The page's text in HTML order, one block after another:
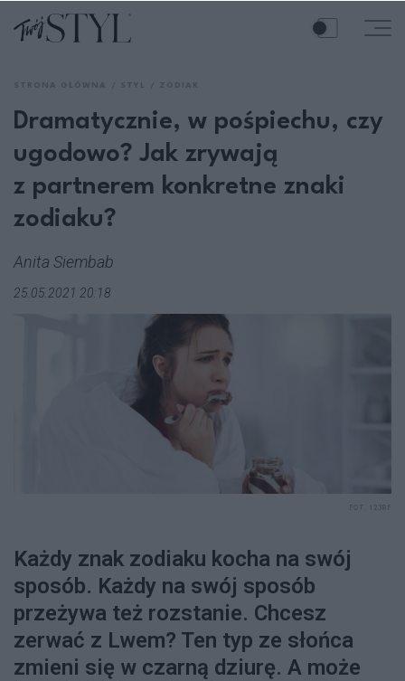
Dramatycznie, w pośpiechu, czy
ugodowo? Jak zrywają
z partnerem konkretne znaki
zodiaku?
Anita Siembab
25.05.2021 20:18
Każdy znak zodiaku kocha na swój
sposób. Każdy na swój sposób
przeżywa też rozstanie. Chcesz
zerwać z Lwem? Ten typ ze słońca
zmieni się w czarną dziurę. A może